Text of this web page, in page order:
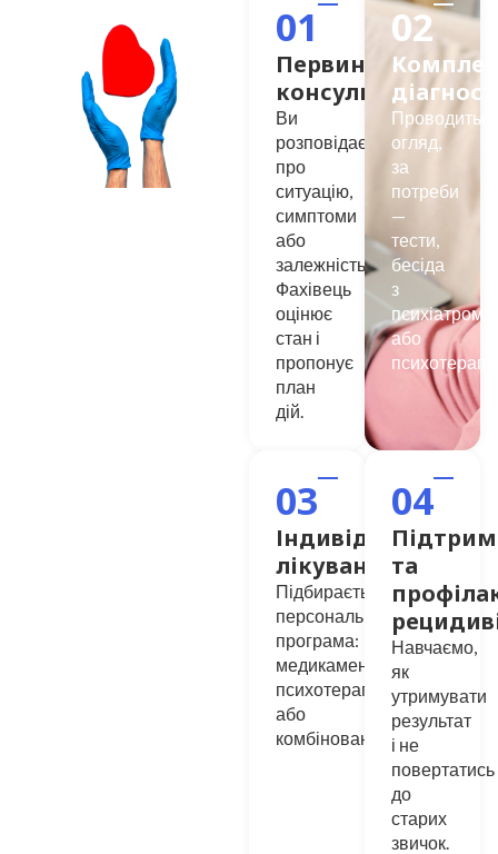
01
Первинна
консультація
Ви
розповідаєте
про
ситуацію,
симптоми
або
залежність.
Фахівець
оцінює
стан і
пропонує
план
дій.
02
огляд,
за
потреби
—
тести,
бесіда
з
психіатром
або
03
Індивідуальне
лікування
Підбирається
персональна
програма:
медикаментозна,
психотерапевтична
або
комбінована.
04
та
Навчаємо,
як
утримувати
результат
і не
повертатись
до
старих
звичок.